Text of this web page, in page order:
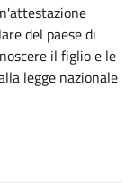
del paese di
il figlio e le
legge nazionale